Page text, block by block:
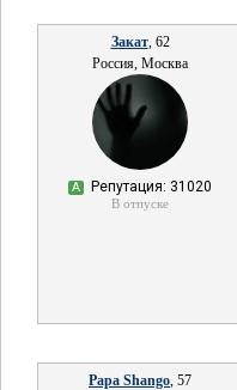
Закат, 62
Россия, Москва
А Репутация: 31020
В отпуске
Papa Shango, 57